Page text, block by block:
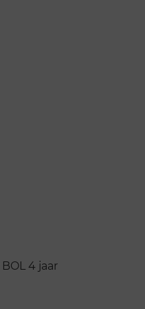
BOL 4 jaar